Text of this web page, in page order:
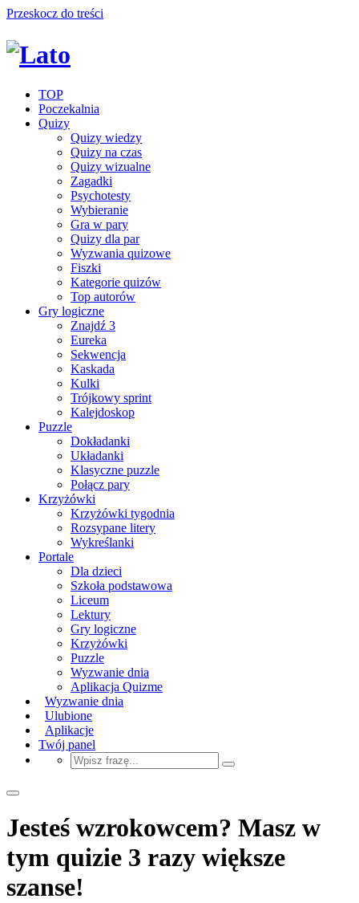
Przeskocz do treści
TOP
Poczekalnia
Quizy
Quizy wiedzy
Quizy na czas
Quizy wizualne
Zagadki
Psychotesty
Wybieranie
Gra w pary
Quizy dla par
Wyzwania quizowe
Fiszki
Kategorie quizów
Top autorów
Gry logiczne
Znajdź 3
Eureka
Sekwencja
Kaskada
Kulki
Trójkowy sprint
Kalejdoskop
Puzzle
Dokładanki
Układanki
Klasyczne puzzle
Połącz pary
Krzyżówki
Krzyżówki tygodnia
Rozsypane litery
Wykreślanki
Portale
Dla dzieci
Szkoła podstawowa
Liceum
Lektury
Gry logiczne
Krzyżówki
Puzzle
Wyzwanie dnia
Aplikacja Quizme
Wyzwanie dnia
Ulubione
Aplikacje
Twój panel
Jesteś wzrokowcem? Masz w
tym quizie 3 razy większe
szanse!